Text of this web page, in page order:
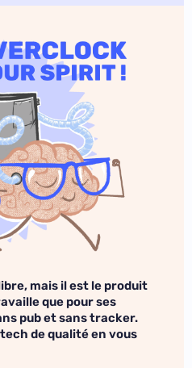
mais il est le produit
que pour ses
pub et sans tracker.
de qualité en vous